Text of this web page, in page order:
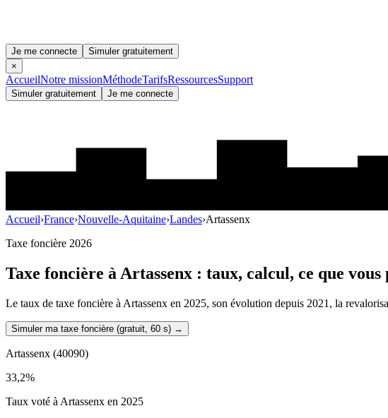
Je me connecte
Simuler gratuitement
×
AccueilNotre missionMéthodeTarifsRessourcesSupport
Simuler gratuitement Je me connecte
Accueil›France›Nouvelle-Aquitaine›Landes›Artassenx
Taxe foncière 2026
Taxe foncière à Artassenx : taux, calcul, ce que
Le taux de taxe foncière à Artassenx en 2025, son évolution depuis 2021, la
Simuler ma taxe foncière (gratuit, 60 s) →
Artassenx (40090)
33,2%
Taux voté à Artassenx en 2025